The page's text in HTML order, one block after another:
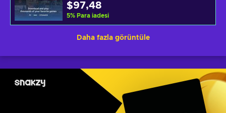
$97,48
5% Para iadesi
Daha fazla görüntüle